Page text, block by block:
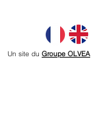
Un site du Groupe OLVEA